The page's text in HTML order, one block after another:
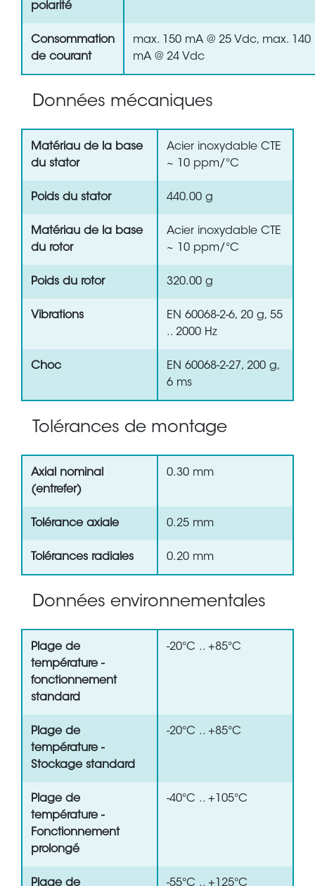
polarité
Consommation
de courant
max. 150 mA @ 25 Vdc, max. 140
mA @ 24 Vdc
Données mécaniques
Matériau de la base
du stator
Acier inoxydable CTE
~ 10 ppm/°C
Poids du stator 440.00 g
Matériau de la base
du rotor
Acier inoxydable CTE
~ 10 ppm/°C
Poids du rotor 320.00 g
Vibrations
EN 60068-2-6, 20 g, 55
.. 2000 Hz
Choc
EN 60068-2-27, 200 g,
6 ms
Tolérances de montage
Axial nominal
(entrefer)
0.30 mm
Tolérance axiale 0.25 mm
Tolérances radiales 0.20 mm
Données environnementales
Plage de
température -
fonctionnement
standard
-20°C .. +85°C
Plage de
température -
Stockage standard
-20°C .. +85°C
Plage de
température -
Fonctionnement
prolongé
-40°C .. +105°C
Plage de
-55°C .. +125°C